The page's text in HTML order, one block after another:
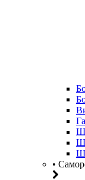
•